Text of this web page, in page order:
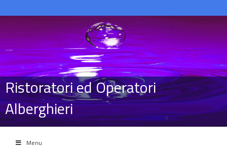
Ristoratori ed Operatori
Alberghieri
Menu